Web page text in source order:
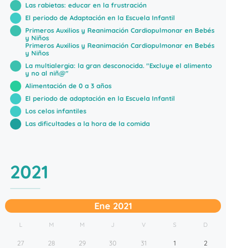
Las rabietas: educar en la frustración
El periodo de Adaptación en la Escuela Infantil
Primeros Auxilios y Reanimación Cardiopulmonar en Bebés
y Niños
Primeros Auxilios y Reanimación Cardiopulmonar en Bebés
y Niños
La multialergia: la gran desconocida. "Excluye el alimento
y no al niñ@"
Alimentación de 0 a 3 años
El periodo de adaptación en la Escuela Infantil
Los celos infantiles
Las dificultades a la hora de la comida
2021
Ene 2021
L M M J V S D
27 28 29 30 31 1 2